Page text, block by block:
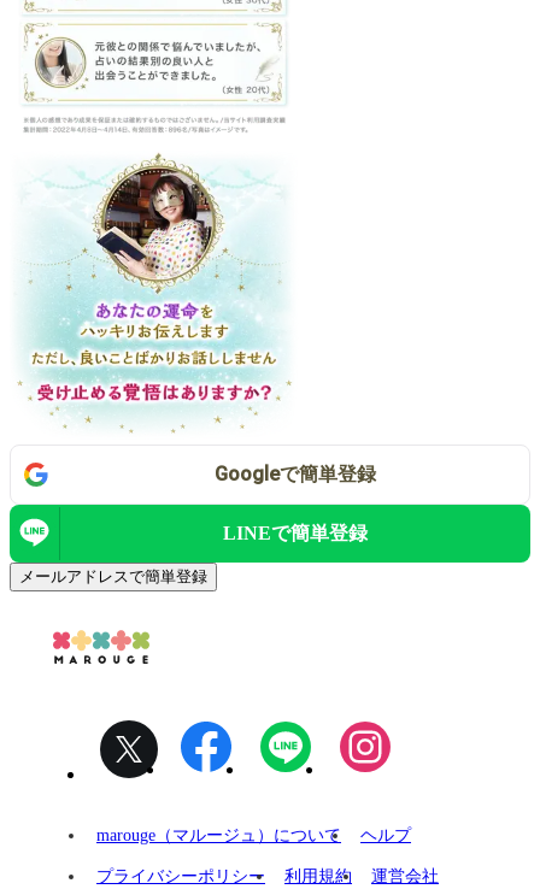
Googleで簡単登録
LINEで簡単登録
メールアドレスで簡単登録
marouge（マルージュ）について ヘルプ
プライバシーポリシー 利用規約 運営会社